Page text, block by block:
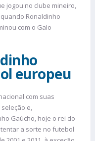
jogou no clube mineiro,
Ronaldinho
com o Galo
europeu
com suas
e,
Gaúcho, hoje o rei do
a sorte no futebol